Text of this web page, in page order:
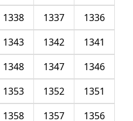
1336
1337
1338
1341
1342
1343
1346
1347
1348
1351
1352
1353
1356
1357
1358